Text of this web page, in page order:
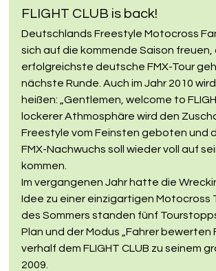
FLIGHT CLUB is back!
Deutschlands Freestyle Motocross
sich auf die kommende Saison freuen,
erfolgreichste deutsche FMX-Tour
nächste Runde. Auch im Jahr 2010
heißen: „Gentlemen, welcome to
lockerer Athmosphäre wird den
Freestyle vom Feinsten geboten und
FMX-Nachwuchs soll wieder voll auf
kommen.
Im vergangenen Jahr hatte die
Idee zu einer einzigartigen Motocross
des Sommers standen fünf
Plan und der Modus „Fahrer bewerten
verhalf dem FLIGHT CLUB zu seinem
2009.